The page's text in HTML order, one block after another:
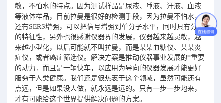
敏，不怕水的特点。因为测试样品是尿液、唾液、汗液、血液
等液体样品，目前拉曼是很好的检测手段，因为拉曼不怕水，
还有SERS增强，可以把信号增强到单分子水平，同时具有分子
的特征性，另外也很感谢仪器界的发展，仪器越来越灵敏，越
来越小型化，以后可能就不叫拉曼，而是某某血糖仪、某某炎
症仪，或者癌症筛选仪。解决方案是推动仪器事业发展的*重要
的动力，而且是一辆快车，以应用为导向的仪器发展才能更好
服务于人类健康。我们还是很热衷于这个领域，虽然可能还有
点远，但是如果没人做，就永远是远的。只有一步一步地来，
才有可能给这个世界提供解决问题的方案。